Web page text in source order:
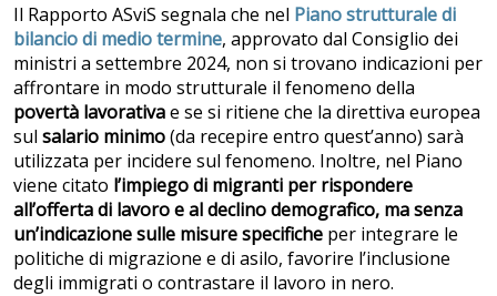
Il Rapporto ASviS segnala che nel Piano strutturale di
bilancio di medio termine, approvato dal Consiglio dei
ministri a settembre 2024, non si trovano indicazioni per
affrontare in modo strutturale il fenomeno della
povertà lavorativae se si ritiene che la direttiva europea
sul salario minimo(da recepire entro quest’anno) sarà
utilizzata per incidere sul fenomeno. Inoltre, nel Piano
viene citato l’impiego di migranti per rispondere
all’offerta di lavoro e al declino demografico, ma senza
un’indicazione sulle misure specifiche per integrare le
politiche di migrazione e di asilo, favorire l’inclusione
degli immigrati o contrastare il lavoro in nero.